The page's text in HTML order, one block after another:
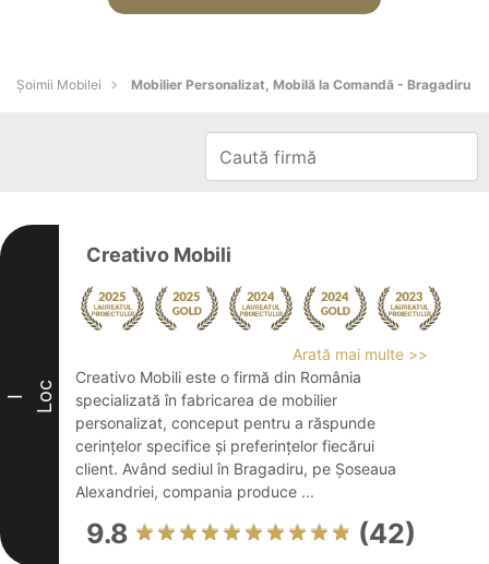
Șoimii Mobilei Mobilier Personalizat, Mobilă la Comandă - Bragadiru
I Loc
Creativo Mobili
Arată mai multe >>
Creativo Mobili este o firmă din România
specializată în fabricarea de mobilier
personalizat, conceput pentru a răspunde
cerințelor specifice și preferințelor fiecărui
client. Având sediul în Bragadiru, pe Șoseaua
Alexandriei, compania produce ...
9.8 (42)